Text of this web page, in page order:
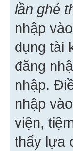
lần ghé
nhập
dụng tài
đăng
nhập.
nhập
viện,
thấy lựa